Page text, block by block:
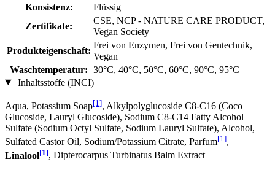
Konsistenz:
Flüssig
Zertifikate:
CSE, NCP - NATURE CARE PRODUCT,
Vegan Society
Produkteigenschaft:
Frei von Enzymen, Frei von Gentechnik,
Vegan
Waschtemperatur: 30°C, 40°C, 50°C, 60°C, 90°C, 95°C
Inhaltsstoffe (INCI)
Aqua, Potassium Soap[1], Alkylpolyglucoside C8-C16 (Coco
Glucoside, Lauryl Glucoside), Sodium C8-C14 Fatty Alcohol
Sulfate (Sodium Octyl Sulfate, Sodium Lauryl Sulfate), Alcohol,
Sulfated Castor Oil, Sodium/Potassium Citrate, Parfum[1],
Linalool[1], Dipterocarpus Turbinatus Balm Extract